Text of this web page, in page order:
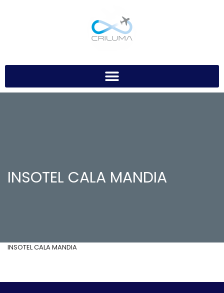
INSOTEL CALA MANDIA
INSOTEL CALA MANDIA